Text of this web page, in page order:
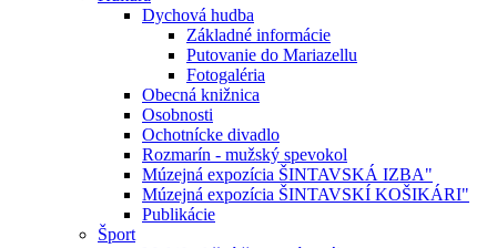
Dychová hudba
Základné informácie
Putovanie do Mariazellu
Fotogaléria
Obecná knižnica
Osobnosti
Ochotnícke divadlo
Rozmarín - mužský spevokol
Múzejná expozícia ŠINTAVSKÁ IZBA"
Múzejná expozícia ŠINTAVSKÍ KOŠIKÁRI"
Publikácie
Šport